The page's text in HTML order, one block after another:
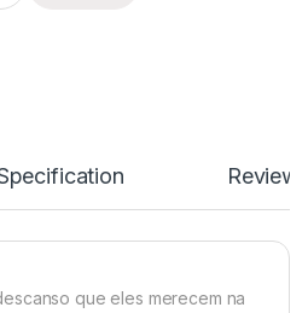
que eles merecem na